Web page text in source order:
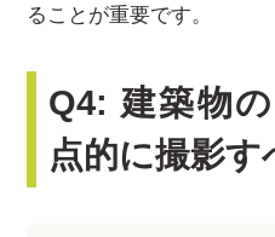
ることが重要です。
Q4: 建築物
点的に撮影す